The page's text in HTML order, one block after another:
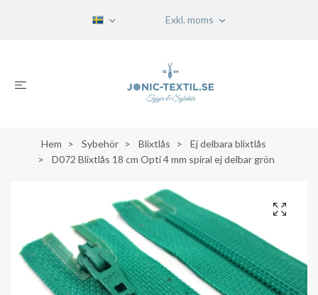
Exkl. moms
Hem Sybehör Blixtlås
Ej delbara blixtlås
D072 Blixtlås 18 cm Opti 4 mm spiral ej delbar grön